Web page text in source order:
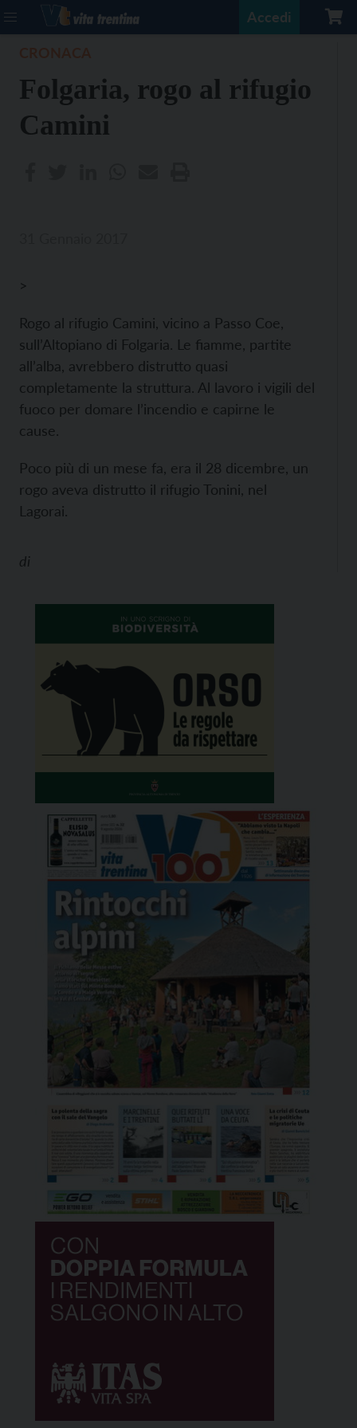
Accedi
Folgaria, rogo al rifugio
Camini
>
Rogo al rifugio Camini, vicino a Passo Coe,
sull’Altopiano di Folgaria. Le fiamme, partite
all’alba, avrebbero distrutto quasi
completamente la struttura. Al lavoro i vigili del
fuoco per domare l’incendio e capirne le
cause.
Poco più di un mese fa, era il 28 dicembre, un
rogo aveva distrutto il rifugio Tonini, nel
Lagorai.
di